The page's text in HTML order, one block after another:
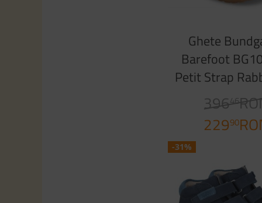
Ghete
Barefoot
Petit Strap
39646
22990
-31%